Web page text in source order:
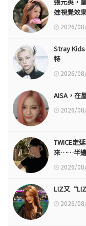
娃視覺效
2026/
Stray
特
2026/
AISA，在
2026/
TWICE定
來……半
2026/
LIZ又
2026/